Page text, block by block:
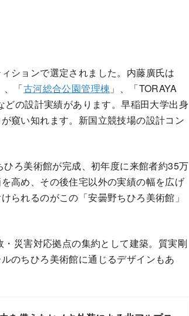
ションで選定されました。内藤廣氏は
、「古河総合公園管理棟 」、「TORAYA
の設計実績があります。早稲田大学出身
窺い知れます。新国立競技場の設計コン
ろ美術館が完成、初年度に来館者約35万
高め、その後住宅以外の実績の幅を広げ
られるのがこの「安曇野ちひろ美術館」
・災害対応拠点の集約として建築。質実剛
のちひろ美術館に通じるデザインもあ